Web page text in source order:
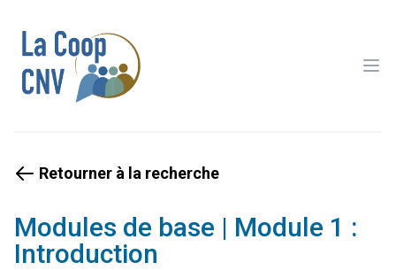
Retourner à la recherche
Modules de base | Module 1 :
Introduction